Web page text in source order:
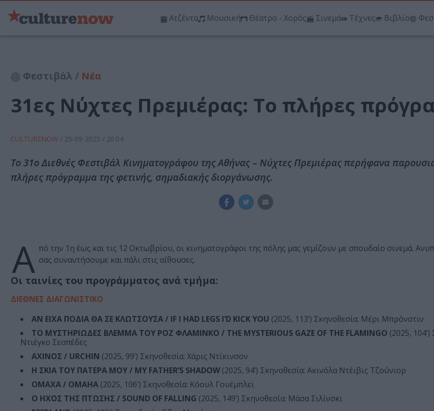
Ατζέντα Μουσική Θέατρο - Χορός Σινεμά Τέχνες Βιβλίο
Φεστιβάλ / Νέα
31ες Νύχτες Πρεμιέρας: Το πλήρες
CULTURENOW / 25-09-2025 / 20:04
Το 31ο Διεθνές Φεστιβάλ Κινηματογράφου της Αθήνας – Νύχτες Πρεμιέρας περήφανα
πλήρες πρόγραμμα της φετινής, σημαδιακής διοργάνωσης.
Α πό την 1η έως και τις 12 Οκτωβρίου, οι κινηματογράφοι της πόλης μας γεμίζουν με σπουδαίο σινεμά.
σας συναντήσουμε και πάλι στις αίθουσες.
Οι ταινίες του προγράμματος ανά τμήμα:
ΔΙΕΘΝΕΣ ΔΙΑΓΩΝΙΣΤΙΚΟ
ΑΝ ΕΙΧΑ ΠΟΔΙΑ ΘΑ ΣΕ ΚΛΩΤΣΟΥΣΑ / IF I HAD LEGS I’D KICK YOU (2025, 113’) Σκηνοθεσία: Μέρι Μπρόνστιν
ΤΟ ΜΥΣΤΗΡΙΩΔΕΣ ΒΛΕΜΜΑ ΤΟΥ ΡΟΖ ΦΛΑΜΙΝΚΟ / THE MYSTERIOUS GAZE OF THE FLAMINGO (2025,
Ντιέγκο Σεσπέδες
ΑΧΙΝΟΣ / URCHIN (2025, 99’) Σκηνοθεσία: Χάρις Ντίκινσον
Η ΣΚΙΑ ΤΟΥ ΠΑΤΕΡΑ ΜΟΥ / MY FATHER’S SHADOW (2025, 94’) Σκηνοθεσία: Ακινόλα Ντέιβις Τζούνιορ
ΟΜΑΧΑ / OMAHA (2025, 106’) Σκηνοθεσία: Κόουλ Γουέμπλεϊ
Ο ΗΧΟΣ ΤΗΣ ΠΤΩΣΗΣ / SOUND OF FALLING (2025, 149’) Σκηνοθεσία: Μάσα Σιλίνσκι